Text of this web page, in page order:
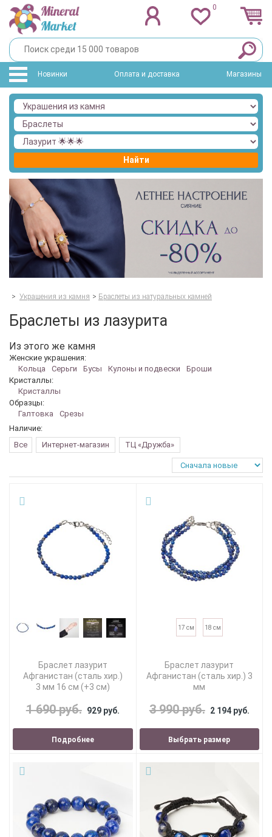
0
Новинки Оплата и доставка Магазины
Найти
> Украшения из камня > Браслеты из натуральных камней
Браслеты из лазурита
Из этого же камня
Женские украшения:
Кольца
Серьги Бусы Кулоны и подвески
Броши
Кристаллы:
Кристаллы
Образцы:
Галтовка
Срезы
Наличие:
Все
Интернет-магазин ТЦ «Дружба»
Браслет лазурит
Афганистан (сталь хир.)
3 мм 16 см (+3 см)
1 690 руб. 929 руб.
Подробнее
17 см 18 см
Браслет лазурит
Афганистан (сталь хир.) 3
мм
3 990 руб. 2 194 руб.
Выбрать размер